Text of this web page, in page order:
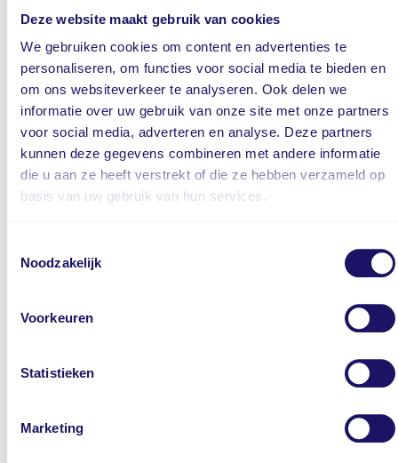
Deze website maakt gebruik van cookies
We gebruiken cookies om content en advertenties te
personaliseren, om functies voor social media te bieden en
om ons websiteverkeer te analyseren. Ook delen we
informatie over uw gebruik van onze site met onze partners
voor social media, adverteren en analyse. Deze partners
kunnen deze gegevens combineren met andere informatie
die u aan ze heeft verstrekt of die ze hebben verzameld op
basis van uw gebruik van hun services.
Noodzakelijk
Voorkeuren
Statistieken
Marketing
Large EV
Hyundai Kona of Opel Frontera